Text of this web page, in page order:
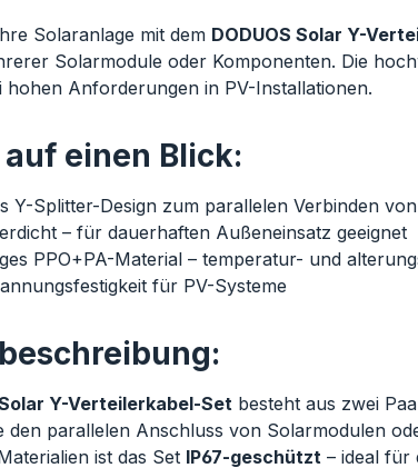
Solaranlage mit dem DODUOS Solar Y-
Solarmodule oder Komponenten. Die
hohen Anforderungen in PV-Installationen.
einen Blick:
Y-Splitter-Design zum parallelen Verbinden
– für dauerhaften Außeneinsatz geeignet
PPO+PA-Material – temperatur- und
für PV-Systeme
Solar Y-Verteilerkabel-Set besteht aus zwei
den parallelen Anschluss von Solarmodulen
ist das Set IP67-geschützt – ideal für